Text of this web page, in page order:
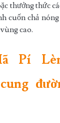
thưởng thức
cuốn chả
cao.
Pí